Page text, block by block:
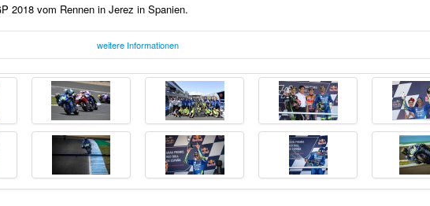
2018 vom Rennen in Jerez in Spanien.
weitere Informationen
Montag, 11. Juni 2018 15:29 Uhr
Rennen in Jerez in Spanien.